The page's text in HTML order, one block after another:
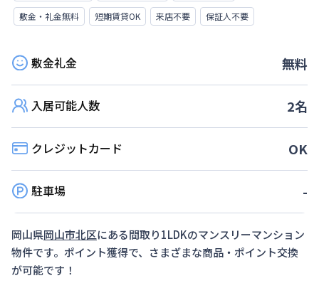
敷金・礼金無料
短期賃貸OK 来店不要 保証人不要
敷金礼金 無料
入居可能人数 2名
クレジットカード OK
駐車場 -
岡山県岡山市北区にある間取り1LDKのマンスリーマンション
物件です。ポイント獲得で、さまざまな商品・ポイント交換
が可能です！